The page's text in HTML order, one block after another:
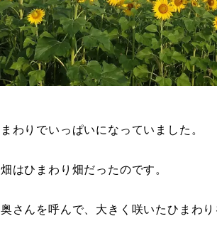
わりでいっぱいになっていました。
はひまわり畑だったのです。
さんを呼んで、大きく咲いたひまわ